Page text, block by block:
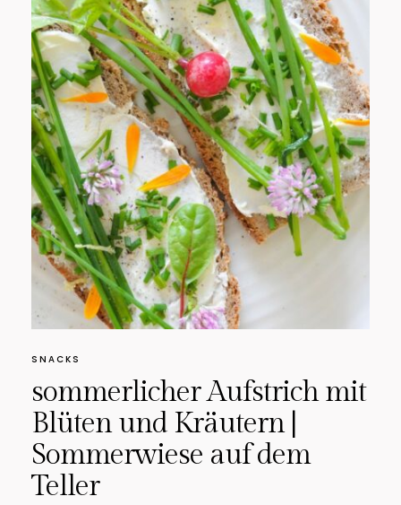
SNACKS
sommerlicher Aufstrich mit
Blüten und Kräutern |
Sommerwiese auf dem
Teller